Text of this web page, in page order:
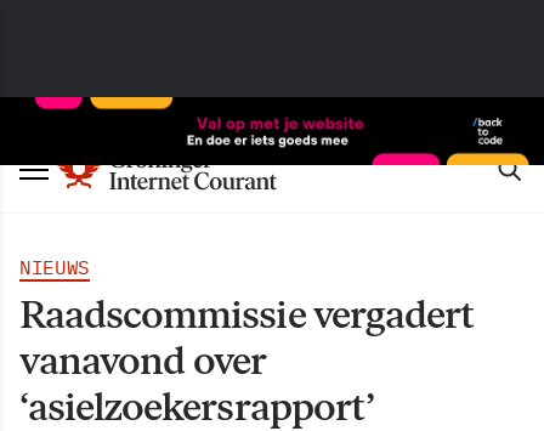
NIEUWS
Raadscommissie vergadert
vanavond over
‘asielzoekersrapport’